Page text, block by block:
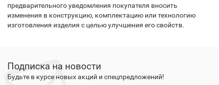
предварительного уведомления покупателя вносить
изменения в конструкцию, комплектацию или технологию
изготовления изделия с целью улучшения его свойств.
Подписка на новости
Будьте в курсе новых акций и спецпредложений!